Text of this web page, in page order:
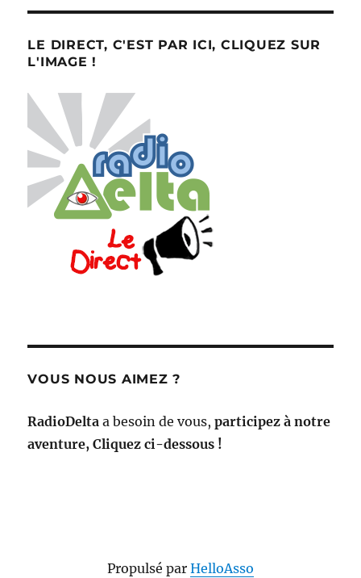
LE DIRECT, C'EST PAR ICI, CLIQUEZ SUR
L'IMAGE !
VOUS NOUS AIMEZ ?
RadioDelta a besoin de vous,participez à notre
aventure, Cliquez ci-dessous !
Propulsé par HelloAsso